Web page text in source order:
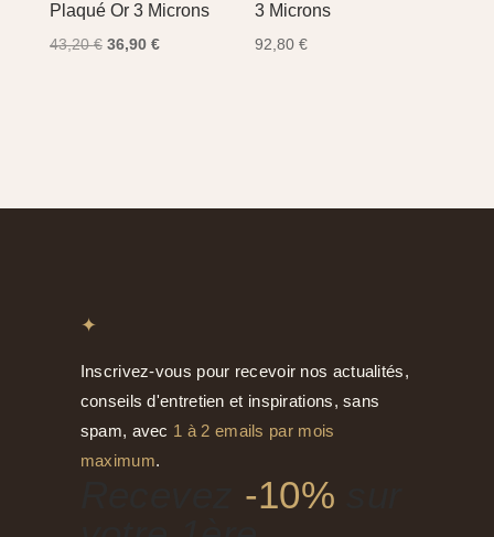
Plaqué Or 3 Microns
43,20€ Le
36,90 €Le
3 Microns
92,80€
✦
Inscrivez-vous pour recevoir nos actualités,
conseils d'entretien et inspirations, sans
spam, avec 1 à 2 emails par mois
maximum.
-10%